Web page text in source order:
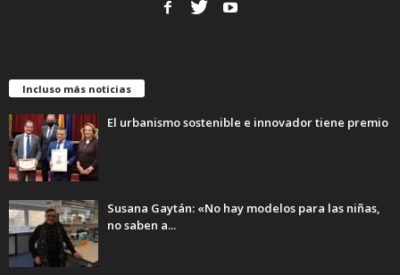
Incluso más noticias
El urbanismo sostenible e innovador tiene premio
Susana Gaytán: «No hay modelos para las niñas,
no saben a...